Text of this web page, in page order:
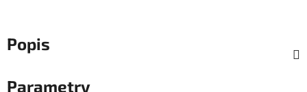
Popis
Parametry